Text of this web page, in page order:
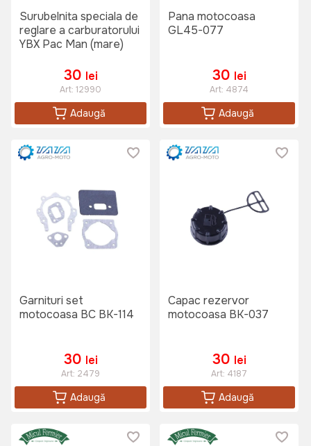
Surubelnita speciala de
reglare a carburatorului
YBX Pac Man (mare)
30 lei
Art: 12990
Adaugă
Pana motocoasa
GL45-077
30 lei
Art: 4874
Adaugă
Garnituri set
motocoasa BC BK-114
30 lei
Art: 2479
Adaugă
Capac rezervor
motocoasa BK-037
30 lei
Art: 4187
Adaugă